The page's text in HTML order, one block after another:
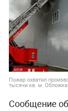
Пожар охватил
тысячи кв. м.
Сообщение